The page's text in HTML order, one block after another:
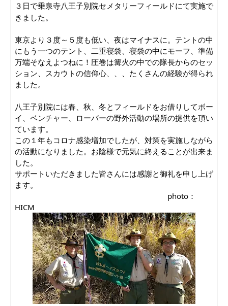
３日で乗泉寺八王子別院セメタリーフィールドにて実施で
きました。
東京より３度～５度も低い、夜はマイナスに。テントの中
にもう一つのテント、二重寝袋、寝袋の中にモーフ、準備
万端そなえよつねに！圧巻は篝火の中での隊長からのセッ
ション、スカウトの信仰心、、、たくさんの経験が得られ
ました。
八王子別院には春、秋、冬とフィールドをお借りしてボー
イ、ベンチャー、ローバーの野外活動の場所の提供を頂い
ています。
この１年もコロナ感染増加でしたが、対策を実施しながら
の活動になりました。お陰様で元気に終えることが出来ま
した。
サポートいただきました皆さんには感謝と御礼を申し上げ
ます。
photo：
HICM